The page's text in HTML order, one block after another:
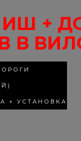
+
В
+ УСТАНОВКА